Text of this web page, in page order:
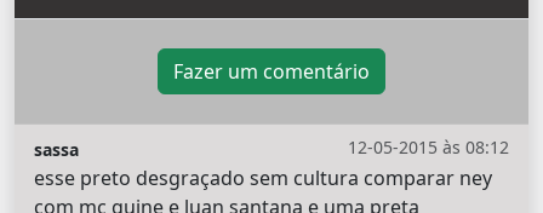
Fazer um comentário
12-05-2015 às 08:12
sassa
esse preto desgraçado sem cultura comparar ney
com mc guine e luan santana e uma preta